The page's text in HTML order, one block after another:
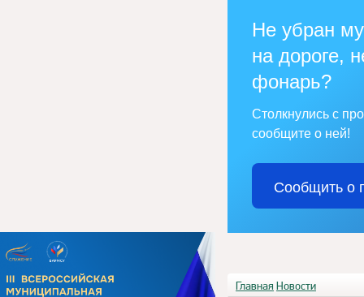
Не убран
на дороге,
фонарь?
Столкнулись с
сообщите о ней!
Сообщить о
Главная Новости